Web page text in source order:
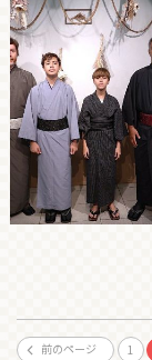
前のページ 1